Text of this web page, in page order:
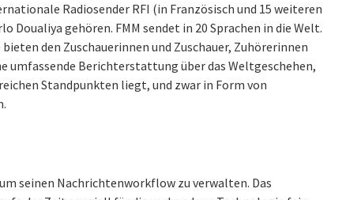
Radiosender RFI (in Französisch und 15 weiteren
Doualiya gehören. FMM sendet in 20 Sprachen in die Welt.
den Zuschauerinnen und Zuschauer, Zuhörerinnen
Berichterstattung über das Weltgeschehen,
Standpunkten liegt, und zwar in Form von
seinen Nachrichtenworkflow zu verwalten. Das